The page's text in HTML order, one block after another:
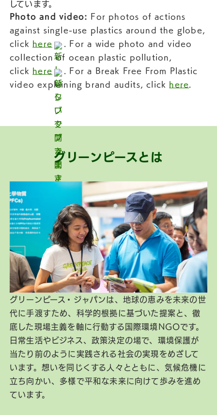
しています。
Photo and video:
For photos of actions
against single-use plastics around the globe,
click
here
. For a wide photo and video
collection of ocean plastic pollution,
click
here
. For a Break Free From Plastic
video explaining brand audits, click here.
グリーンピースとは
グリーンピース・ジャパンは、地球の恵みを未来の世
代に手渡すため、科学的根拠に基づいた提案と、徹
底した現場主義を軸に行動する国際環境NGOです。
日常生活やビジネス、政策決定の場で、環境保護が
当たり前のように実践される社会の実現をめざして
います。想いを同じくする人々とともに、気候危機に
立ち向かい、多様で平和な未来に向けて歩みを進め
ています。